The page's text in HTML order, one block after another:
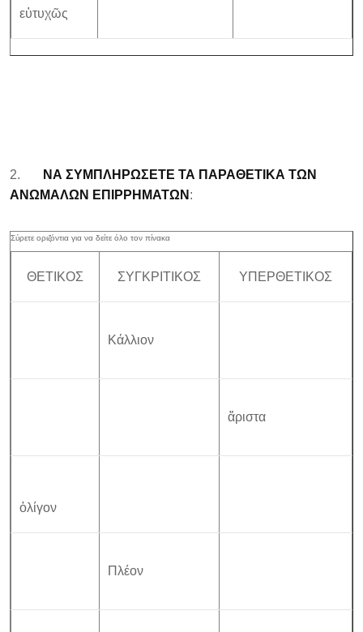
εὑτυχῶς
2.
ΝΑ ΣΥΜΠΛΗΡΩΣΕΤΕ ΤΑ ΠΑΡΑΘΕΤΙΚΑ ΤΩΝ
ΑΝΩΜΑΛΩΝ ΕΠΙΡΡΗΜΑΤΩΝ :
ΘΕΤΙΚΟΣ ΣΥΓΚΡΙΤΙΚΟΣ ΥΠΕΡΘΕΤΙΚΟΣ
Κάλλιον
ἄριστα
ὀλίγον
Πλέον